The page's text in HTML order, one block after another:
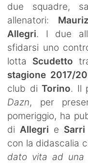
due squadre,
allenatori:
Allegri. I due
sfidarsi uno
lotta Scudetto
stagione 2017/
club diTorino. Il
Dazn, per
pomeriggio, ha
di Allegri e Sarri
con la didascalia
dato vita ad una